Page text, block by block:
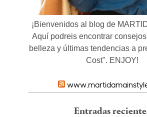
¡Bienvenidos al blog de
Aquí podreis encontrar
belleza y últimas tendencias a
Cost". ENJOY!
Entradas